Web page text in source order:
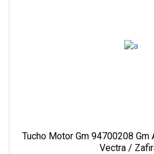
Tucho Motor Gm 94700208
Vectra /